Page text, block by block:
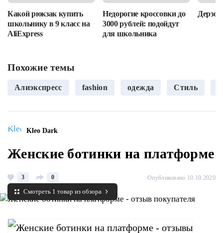
Какой рюкзак купить
школьнику в 9 класс на
AliExpress
Недорогие кроссовки до
3000 рублей: подойдут
для школьника
Похожие темы
Алиэкспресс fashion одежда Стиль
Kleo Dark
Женские ботинки на платформе
3 0 Опубликовано 10.10.2020
Смотреть 1 товар из обзора